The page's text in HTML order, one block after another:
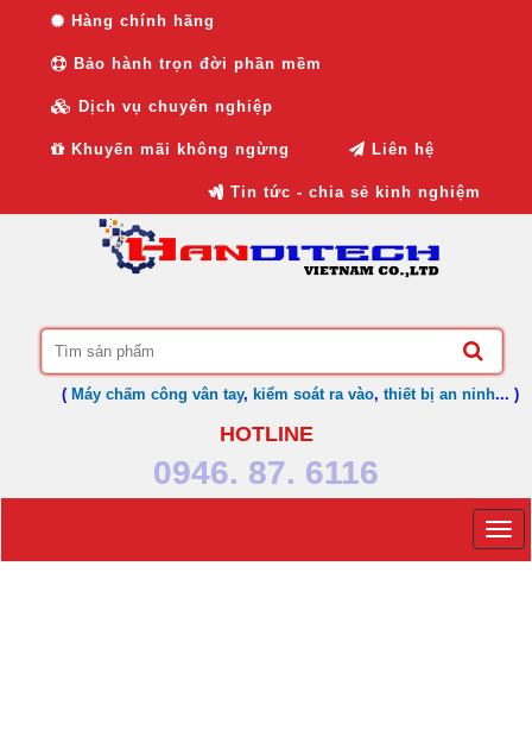
Hàng chính hãng
Bảo hành trọn đời phần mềm
Dịch vụ chuyên nghiệp
Khuyến mãi không ngừng Liên hệ
Tin tức - chia sẻ kinh nghiệm
( Máy chấm công vân tay, kiểm soát ra vào, thiết bị an ninh... )
HOTLINE
0946. 87. 6116